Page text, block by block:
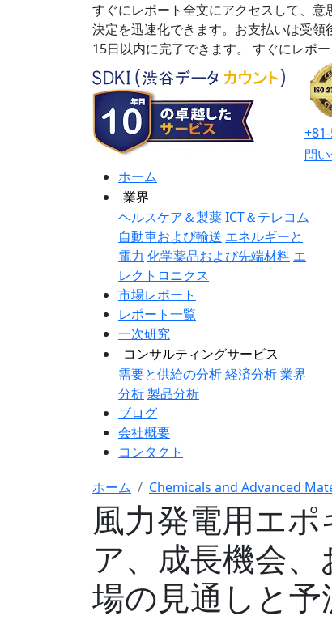
すぐにレポート全文にアクセスして、意
決定を迅速化できます。お支払いは受領
15日以内に完了できます。
すぐにレポ
問
ホーム
業界
ヘルスケア＆製薬ICT＆テレコム
自動車および輸送 エネルギーと
電力 化学薬品および先端材料 エ
レクトロニクス
市場レポート
レポート一覧
一次研究
コンサルティングサービス
需要と供給の分析経済分析業界
分析製品分析
ブログ
会社概要
コンタクト
ホーム Chemicals and Advanced
風力発電用エ
ア、成長機会
場の見通しと